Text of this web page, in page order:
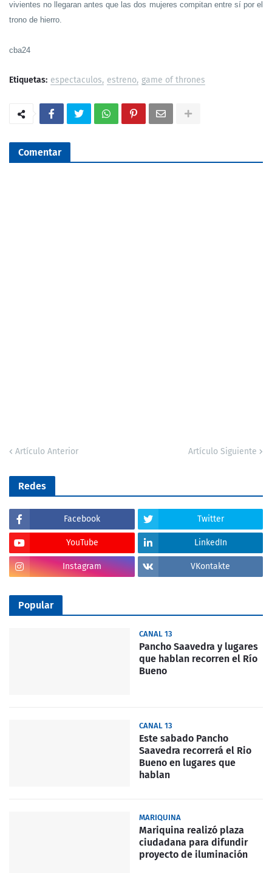
vivientes no llegaran antes que las dos mujeres compitan entre sí por el
trono de hierro.
cba24
Etiquetas: espectaculos estreno game of thrones
Comentar
Artículo Anterior Artículo Siguiente
Redes
Facebook Twitter
YouTube LinkedIn
Instagram VKontakte
Popular
CANAL 13
Pancho Saavedra y lugares
que hablan recorren el Río
Bueno
CANAL 13
Este sabado Pancho
Saavedra recorrerá el Rio
Bueno en lugares que
hablan
MARIQUINA
Mariquina realizó plaza
ciudadana para difundir
proyecto de iluminación